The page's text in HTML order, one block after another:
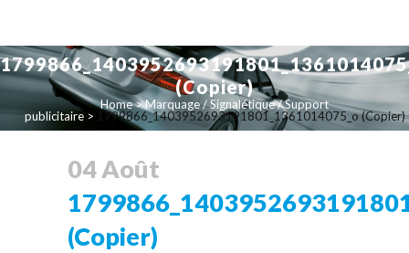
(Copier)
Home>Marquage / Signalétique / Support
publicitaire> 1799866_1403952693191801_1361014075_o (Copier)
04 Août
(Copier)